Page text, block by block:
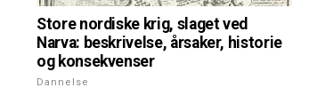
Store nordiske krig, slaget ved
Narva: beskrivelse, årsaker, historie
og konsekvenser
Dannelse